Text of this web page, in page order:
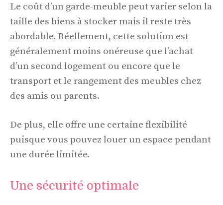
Le coût d’un garde-meuble peut varier selon la
taille des biens à stocker mais il reste très
abordable. Réellement, cette solution est
généralement moins onéreuse que l’achat
d’un second logement ou encore que le
transport et le rangement des meubles chez
des amis ou parents.
De plus, elle offre une certaine flexibilité
puisque vous pouvez louer un espace pendant
une durée limitée.
Une sécurité optimale